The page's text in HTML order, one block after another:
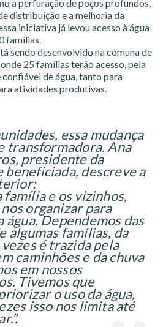
a perfuração de poços profundos,
distribuição e a melhoria da
iniciativa já levou acesso à água
famílias.
sendo desenvolvido na comuna de
25 famílias terão acesso, pela
de água, tanto para
atividades produtivas.
essa mudança
transformadora. Ana
presidente da
beneficiada, descreve a
família e os vizinhos,
organizar para
água. Dependemos das
algumas famílias, da
vezes é trazida pela
caminhões e da chuva
em nossos
Tivemos que
o uso da água,
isso nos limita até